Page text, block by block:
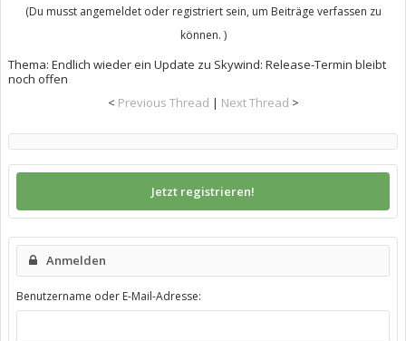
(Du musst angemeldet oder registriert sein, um Beiträge verfassen zu
können. )
Thema: Endlich wieder ein Update zu Skywind: Release-Termin bleibt
noch offen
< Previous Thread | Next Thread >
Jetzt registrieren!
Anmelden
Benutzername oder E-Mail-Adresse: